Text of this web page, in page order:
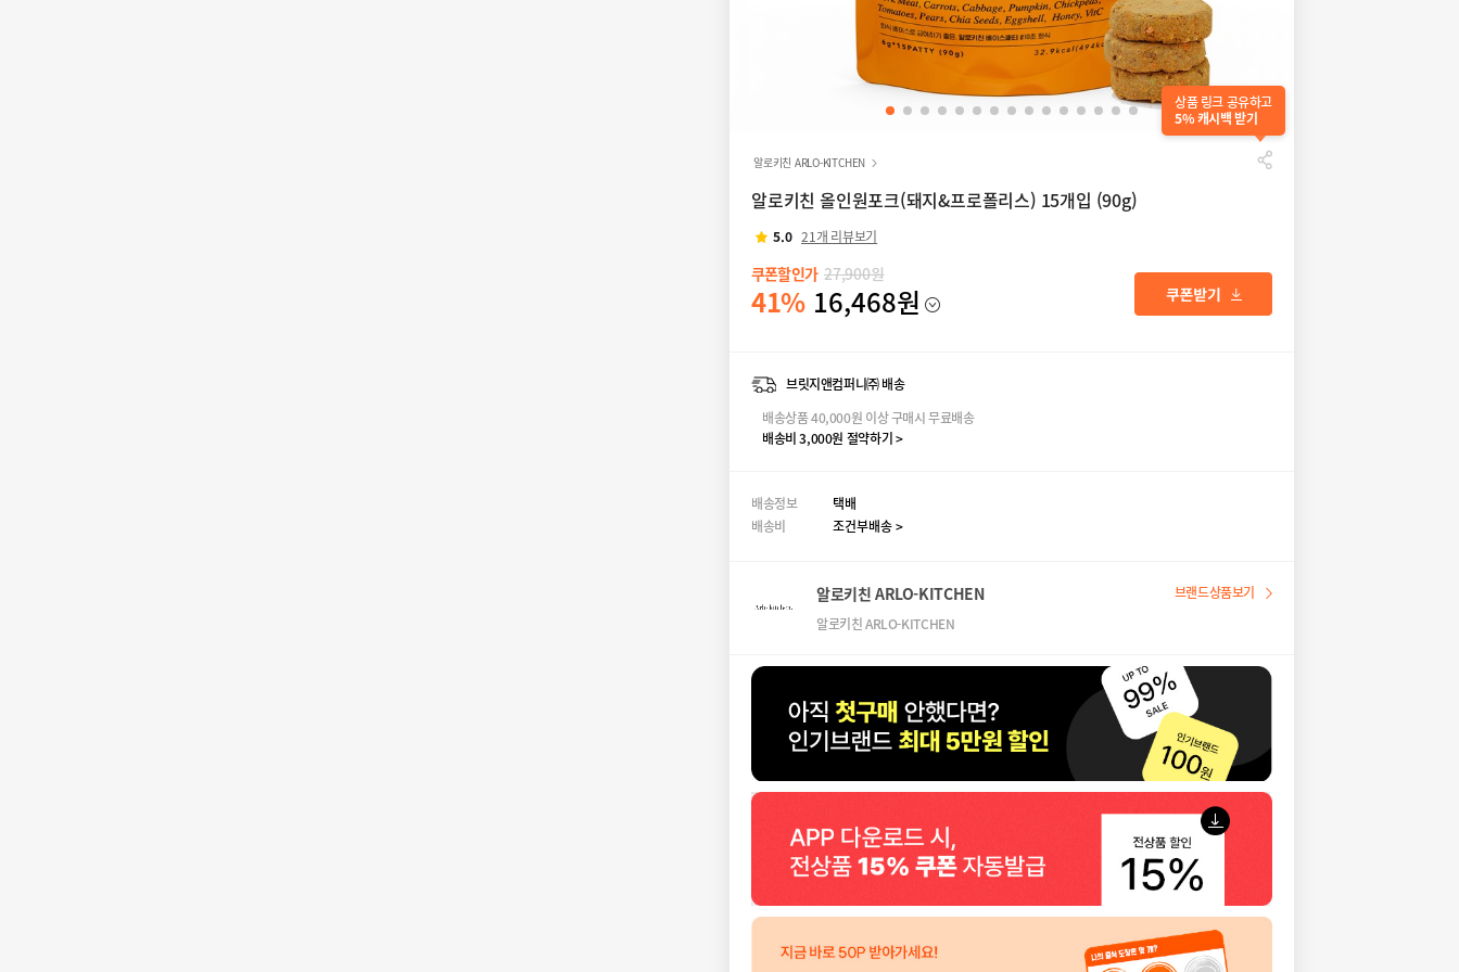
상품 링크 공유하고
5% 캐시백 받기
알로키친 ARLO-KITCHEN
알로키친 올인원포크(돼지&프로폴리스) 15개입 (90g)
5.0 21개 리뷰보기
쿠폰할인가 27,900원
41% 16,468원
브릿지앤컴퍼니㈜ 배송
배송상품 40,000원 이상 구매시 무료배송
배송비 3,000원 절약하기 >
배송정보
택배
배송비
조건부배송 >
알로키친 ARLO-KITCHEN
알로키친 ARLO-KITCHEN
브랜드상품보기